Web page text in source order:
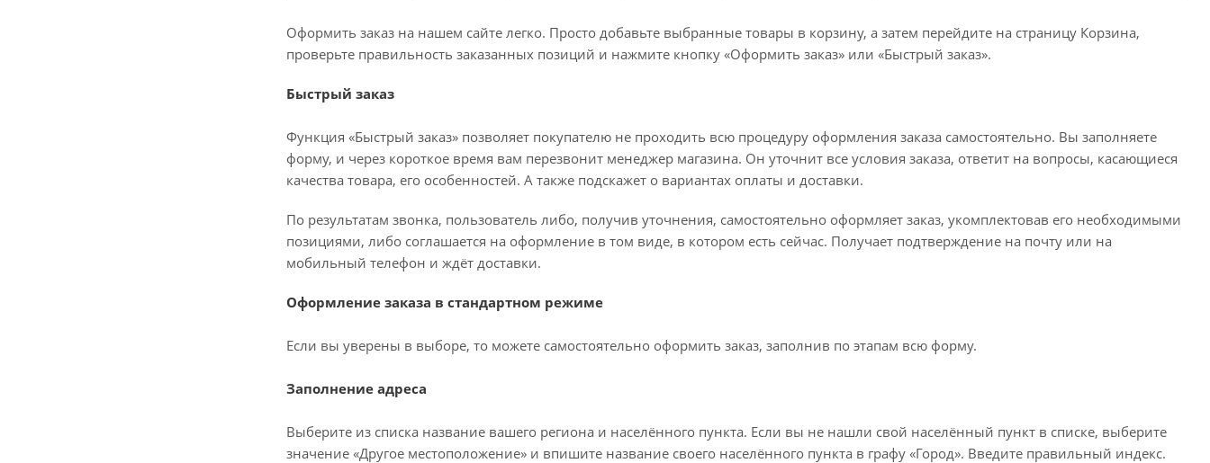
Оформить заказ на нашем сайте легко. Просто добавьте выбранные товары в корзину, а затем перейдите на страницу Корзина,
проверьте правильность заказанных позиций и нажмите кнопку «Оформить заказ» или «Быстрый заказ».
Быстрый заказ
Функция «Быстрый заказ» позволяет покупателю не проходить всю процедуру оформления заказа самостоятельно. Вы заполняете
форму, и через короткое время вам перезвонит менеджер магазина. Он уточнит все условия заказа, ответит на вопросы, касающиеся
качества товара, его особенностей. А также подскажет о вариантах оплаты и доставки.
По результатам звонка, пользователь либо, получив уточнения, самостоятельно оформляет заказ, укомплектовав его необходимыми
позициями, либо соглашается на оформление в том виде, в котором есть сейчас. Получает подтверждение на почту или на
мобильный телефон и ждёт доставки.
Оформление заказа в стандартном режиме
Если вы уверены в выборе, то можете самостоятельно оформить заказ, заполнив по этапам всю форму.
Заполнение адреса
Выберите из списка название вашего региона и населённого пункта. Если вы не нашли свой населённый пункт в списке, выберите
значение «Другое местоположение» и впишите название своего населённого пункта в графу «Город». Введите правильный индекс.